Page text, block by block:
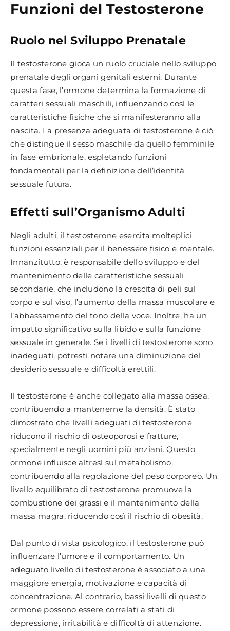
Funzioni del Testosterone
Ruolo nel Sviluppo Prenatale
Il testosterone gioca un ruolo cruciale nello sviluppo
prenatale degli organi genitali esterni. Durante
questa fase, l’ormone determina la formazione di
caratteri sessuali maschili, influenzando così le
caratteristiche fisiche che si manifesteranno alla
nascita. La presenza adeguata di testosterone è ciò
che distingue il sesso maschile da quello femminile
in fase embrionale, espletando funzioni
fondamentali per la definizione dell’identità
sessuale futura.
Effetti sull’Organismo Adulti
Negli adulti, il testosterone esercita molteplici
funzioni essenziali per il benessere fisico e mentale.
Innanzitutto, è responsabile dello sviluppo e del
mantenimento delle caratteristiche sessuali
secondarie, che includono la crescita di peli sul
corpo e sul viso, l’aumento della massa muscolare e
l’abbassamento del tono della voce. Inoltre, ha un
impatto significativo sulla libido e sulla funzione
sessuale in generale. Se i livelli di testosterone sono
inadeguati, potresti notare una diminuzione del
desiderio sessuale e difficoltà erettili.
Il testosterone è anche collegato alla massa ossea,
contribuendo a mantenerne la densità. È stato
dimostrato che livelli adeguati di testosterone
riducono il rischio di osteoporosi e fratture,
specialmente negli uomini più anziani. Questo
ormone influisce altresì sul metabolismo,
contribuendo alla regolazione del peso corporeo. Un
livello equilibrato di testosterone promuove la
combustione dei grassi e il mantenimento della
massa magra, riducendo così il rischio di obesità.
Dal punto di vista psicologico, il testosterone può
influenzare l’umore e il comportamento. Un
adeguato livello di testosterone è associato a una
maggiore energia, motivazione e capacità di
concentrazione. Al contrario, bassi livelli di questo
ormone possono essere correlati a stati di
depressione, irritabilità e difficoltà di attenzione.